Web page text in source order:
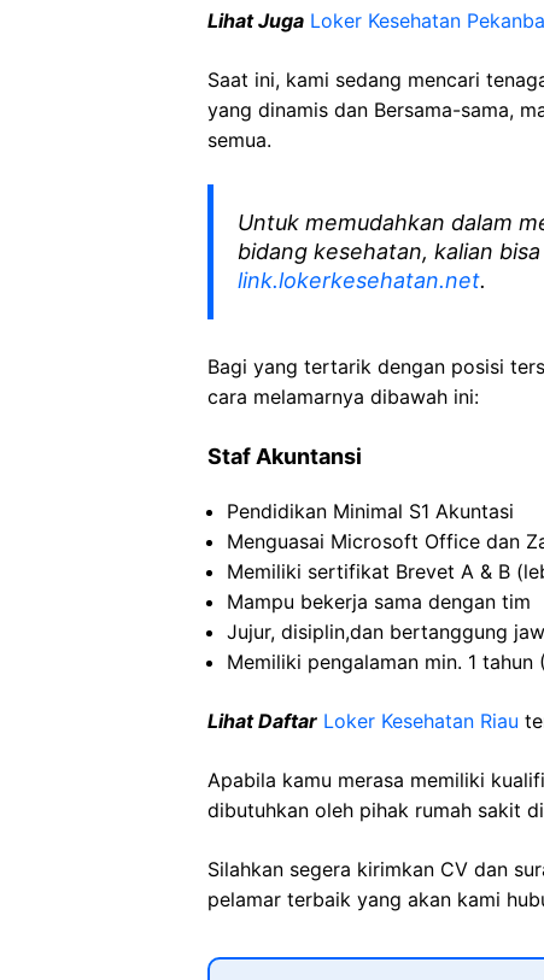
Lihat Juga Loker Kesehatan
Saat ini, kami sedang mencari
yang dinamis dan Bersama-sama,
semua.
Untuk memudahkan dalam
bidang kesehatan, kalian
link.lokerkesehatan.net.
Bagi yang tertarik dengan posisi
cara melamarnya dibawah ini:
Staf Akuntansi
Pendidikan Minimal S1 Akuntasi
Menguasai Microsoft Office dan
Memiliki sertifikat Brevet A & B
Mampu bekerja sama dengan tim
Jujur, disiplin,dan bertanggung
Memiliki pengalaman min. 1
Lihat Daftar Loker Kesehatan Riau
Apabila kamu merasa memiliki
dibutuhkan oleh pihak rumah sakit
Silahkan segera kirimkan CV dan
pelamar terbaik yang akan kami